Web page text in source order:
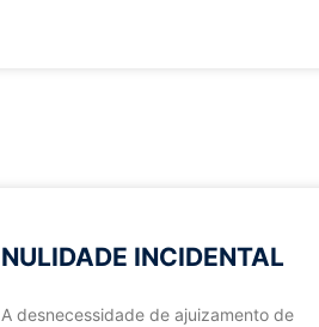
NULIDADE INCIDENTAL
A desnecessidade de ajuizamento de